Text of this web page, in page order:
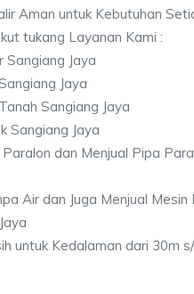
Aman untuk Kebutuhan
tukang Layanan Kami :
Sangiang Jaya
Jaya
Sangiang Jaya
Sangiang Jaya
dan Menjual Pipa
Air dan Juga Menjual Mesin
untuk Kedalaman dari 30m